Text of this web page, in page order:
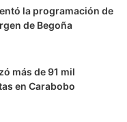
la programación de
de Begoña
más de 91 mil
en Carabobo